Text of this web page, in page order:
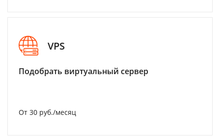
VPS
Подобрать виртуальный сервер
От 30 руб./месяц